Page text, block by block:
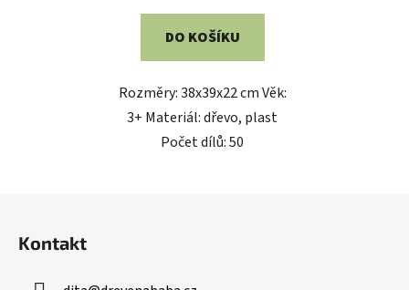
5,0
z
hvězdiček.
DO KOŠÍKU
Rozměry: 38x39x22 cm Věk:
3+ Materiál: dřevo, plast
Počet dílů: 50
Kontakt